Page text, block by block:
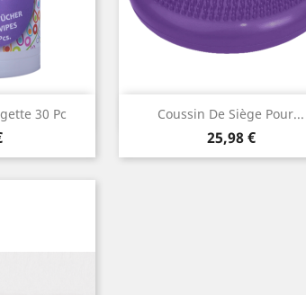
30 Pc Coussin De Siège Pour...
Pris
25,98 €
Snabbvy
Grå violette